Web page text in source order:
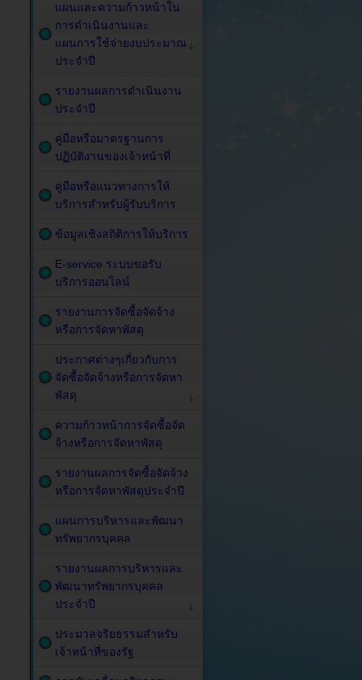
แผนและความก้าวหน้าใน
การดำเนินงานและ
แผนการใช้จ่ายงบประมาณ
ประจำปี
รายงานผลการดำเนินงาน
ประจำปี
คู่มือหรือมาตรฐานการ
ปฏิบัติงานของเจ้าหน้าที่
คู่มือหรือแนวทางการให้
บริการสำหรับผู้รับบริการ
ข้อมูลเชิงสถิติการให้บริการ
E-service ระบบขอรับ
บริการออนไลน์
รายงานการจัดซื้อจัดจ้าง
หรือการจัดหาพัสดุ
ประกาศต่างๆเกี่ยวกับการ
จัดซื้อจัดจ้างหรือการจัดหา
พัสดุ
ความก้าวหน้าการจัดซื้อจัด
จ้างหรือการจัดหาพัสดุ
รายงานผลการจัดซื้อจัดจ้าง
หรือการจัดหาพัสดุประจำปี
แผนการบริหารและพัฒนา
ทรัพยากรบุคคล
รายงานผลการบริหารและ
พัฒนาทรัพยากรบุคคล
ประจำปี
ประมวลจริยธรรมสำหรับ
เจ้าหน้าที่ของรัฐ